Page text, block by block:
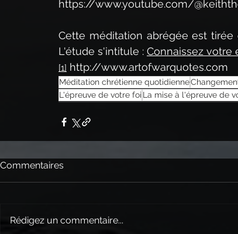
https://www.youtube.com/
Cette méditation abrégée est tirée
L'étude s'intitule : Connaissez votre
[1] http://www.artofwarquotes.com
Méditation chrétienne quotidienne
L'épreuve de votre foi La mise à l'épreuve de
Commentaires
Rédigez un commentaire...